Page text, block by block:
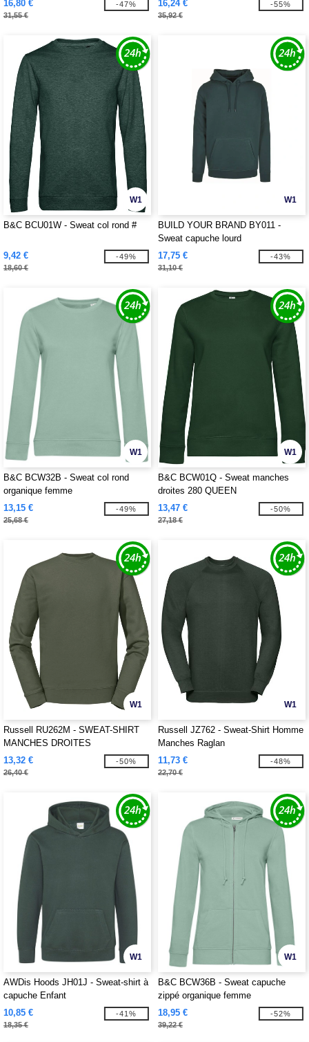
16,80 €
31,55 €
-47% 16,24 €
35,92 €
-55%
W1
B&C BCU01W - Sweat col rond #
9,42 €
18,60 €
-49%
W1
BUILD YOUR BRAND BY011 -
Sweat capuche lourd
17,75 €
31,10 €
-43%
W1
B&C BCW32B - Sweat col rond
organique femme
13,15 €
25,68 €
-49%
W1
B&C BCW01Q - Sweat manches
droites 280 QUEEN
13,47 €
27,18 €
-50%
W1
Russell RU262M - SWEAT-SHIRT
MANCHES DROITES
13,32 €
26,40 €
-50%
W1
Russell JZ762 - Sweat-Shirt Homme
Manches Raglan
11,73 €
22,70 €
-48%
W1
AWDis Hoods JH01J - Sweat-shirt à
capuche Enfant
10,85 €
18,35 €
-41%
W1
B&C BCW36B - Sweat capuche
zippé organique femme
18,95 €
39,22 €
-52%